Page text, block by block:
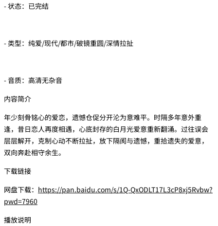
- 状态：已完结
- 类型：纯爱/现代/都市/破镜重圆/深情拉扯
- 音质：高清无杂音
内容简介
年少刻骨铭心的爱恋，遗憾仓促分开沦为意难平。时隔多年意外重
逢，昔日恋人再度相遇，心底封存的白月光爱意重新翻涌。过往误会
层层解开，克制心动不断拉扯，放下隔阂与遗憾，重拾遗失的爱意，
双向奔赴相守余生。
下载链接
网盘下载： https://pan.baidu.com/s/1Q-QxODLT17L3cP8xj5Rvbw?
pwd=7960
播放说明